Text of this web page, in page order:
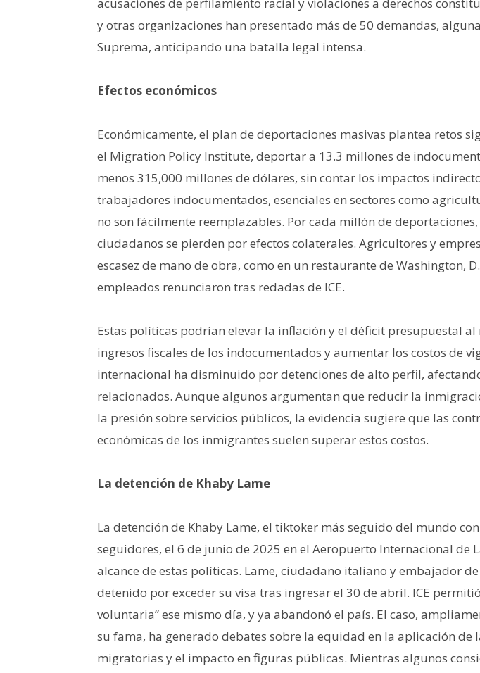
y otras organizaciones han presentado más de 50 demandas,
Suprema, anticipando una batalla legal intensa.
Efectos económicos
Económicamente, el plan de deportaciones masivas plantea retos
el Migration Policy Institute, deportar a 13.3 millones de
menos 315,000 millones de dólares, sin contar los impactos
trabajadores indocumentados, esenciales en sectores como
no son fácilmente reemplazables. Por cada millón de
ciudadanos se pierden por efectos colaterales. Agricultores y
escasez de mano de obra, como en un restaurante de Washington,
empleados renunciaron tras redadas de ICE.
Estas políticas podrían elevar la inflación y el déficit presupuestal al
ingresos fiscales de los indocumentados y aumentar los costos de
internacional ha disminuido por detenciones de alto perfil,
relacionados. Aunque algunos argumentan que reducir la
la presión sobre servicios públicos, la evidencia sugiere que las
económicas de los inmigrantes suelen superar estos costos.
La detención de Khaby Lame
La detención de Khaby Lame, el tiktoker más seguido del mundo
seguidores, el 6 de junio de 2025 en el Aeropuerto Internacional de
alcance de estas políticas. Lame, ciudadano italiano y embajador de
detenido por exceder su visa tras ingresar el 30 de abril. ICE
voluntaria” ese mismo día, y ya abandonó el país. El caso,
su fama, ha generado debates sobre la equidad en la aplicación de
migratorias y el impacto en figuras públicas. Mientras algunos